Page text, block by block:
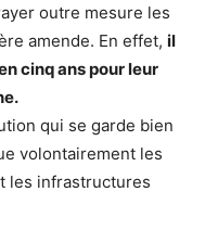
outre mesure les
amende. En effet, il
cinq ans pour leur
qui se garde bien
volontairement les
les infrastructures